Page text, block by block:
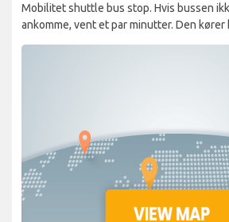
Mobilitet shuttle bus stop. Hvis bussen
ankomme, vent et par minutter. Den